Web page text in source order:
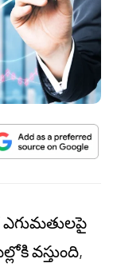
ఎగుమతులపై
వస్తుంది,